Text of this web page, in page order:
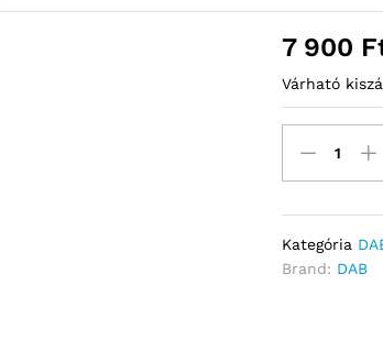
7 900
Várható
Kategória
Brand: DAB